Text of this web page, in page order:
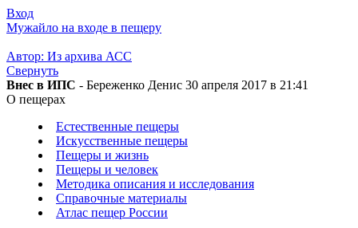
Вход
Мужайло на входе в пещеру
Автор: Из архива АСС
Свернуть
Внес в ИПС - Береженко Денис 30 апреля 2017 в 21:41
О пещерах
Естественные пещеры
Искусственные пещеры
Пещеры и жизнь
Пещеры и человек
Методика описания и исследования
Справочные материалы
Атлас пещер России